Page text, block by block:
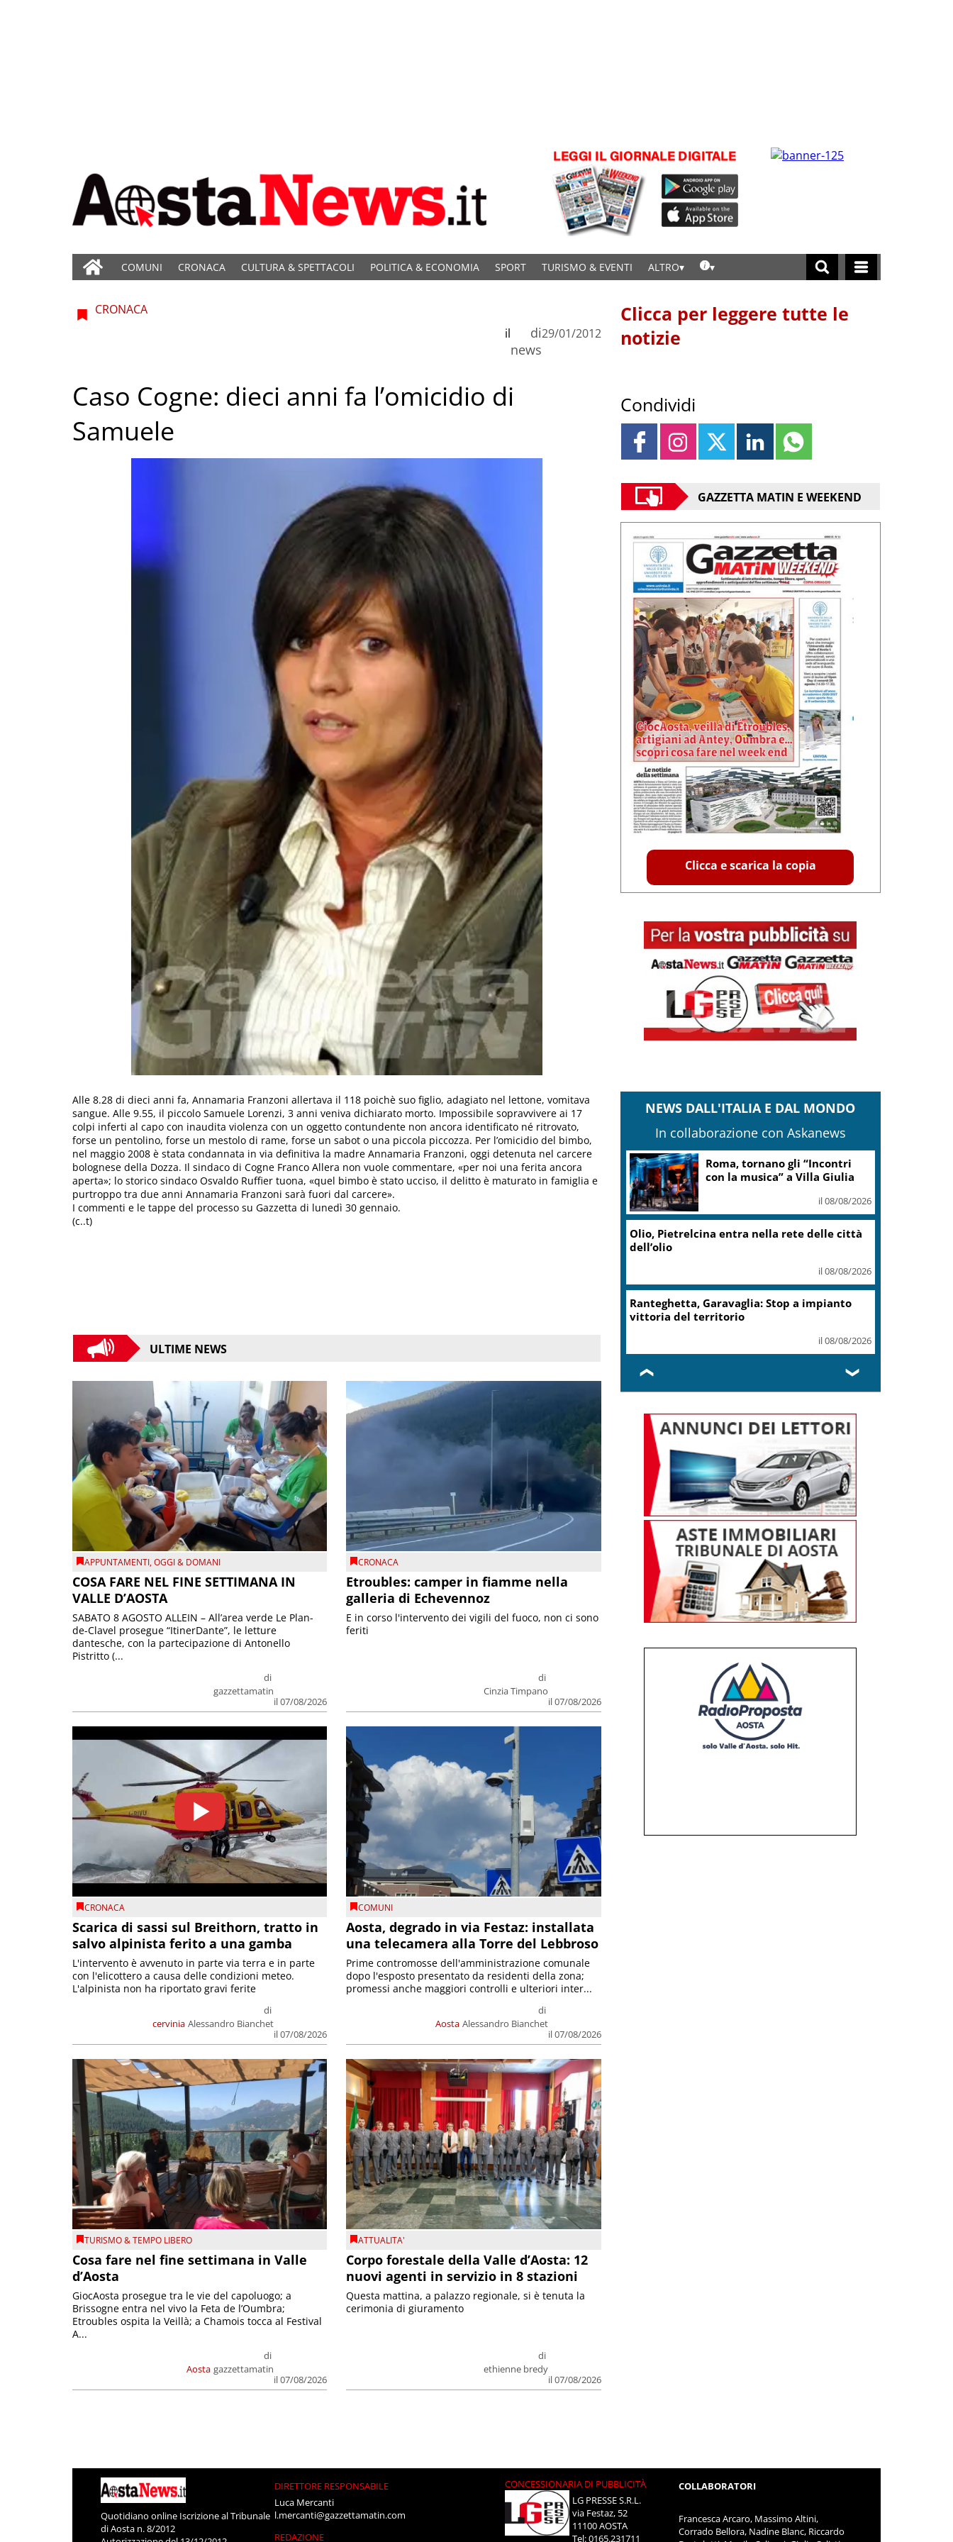
COMUNI CRONACA CULTURA & SPETTACOLI POLITICA & ECONOMIA SPORT TURISMO & EVENTI ALTRO
CRONACA
di
news
il 29/01/2012
Caso Cogne: dieci anni fa l’omicidio di
Samuele
Alle 8.28 di dieci anni fa, Annamaria Franzoni allertava il 118 poichè suo figlio, adagiato nel lettone, vomitava
sangue. Alle 9.55, il piccolo Samuele Lorenzi, 3 anni veniva dichiarato morto. Impossibile sopravvivere ai 17
colpi inferti al capo con inaudita violenza con un oggetto contundente non ancora identificato né ritrovato,
forse un pentolino, forse un mestolo di rame, forse un sabot o una piccola piccozza. Per l’omicidio del bimbo,
nel maggio 2008 è stata condannata in via definitiva la madre Annamaria Franzoni, oggi detenuta nel carcere
bolognese della Dozza. Il sindaco di Cogne Franco Allera non vuole commentare, «per noi una ferita ancora
aperta»; lo storico sindaco Osvaldo Ruffier tuona, «quel bimbo è stato ucciso, il delitto è maturato in famiglia e
purtroppo tra due anni Annamaria Franzoni sarà fuori dal carcere».
I commenti e le tappe del processo su Gazzetta di lunedì 30 gennaio.
(c..t)
ULTIME NEWS
APPUNTAMENTI,OGGI & DOMANI
COSA FARE NEL FINE SETTIMANA IN
VALLE D’AOSTA
di
gazzettamatin
il 07/08/2026
SABATO 8 AGOSTO ALLEIN – All’area verde Le Plan-
de-Clavel prosegue “ItinerDante”, le letture
dantesche, con la partecipazione di Antonello
Pistritto (...
CRONACA
Etroubles: camper in fiamme nella
galleria di Echevennoz
di
Cinzia Timpano
il 07/08/2026
E in corso l'intervento dei vigili del fuoco, non ci sono
feriti
CRONACA
Scarica di sassi sul Breithorn, tratto in
salvo alpinista ferito a una gamba
cervinia
di
Alessandro Bianchet
il 07/08/2026
L'intervento è avvenuto in parte via terra e in parte
con l'elicottero a causa delle condizioni meteo.
L'alpinista non ha riportato gravi ferite
COMUNI
Aosta, degrado in via Festaz: installata
una telecamera alla Torre del Lebbroso
Aosta
di
Alessandro Bianchet
il 07/08/2026
Prime contromosse dell'amministrazione comunale
dopo l'esposto presentato da residenti della zona;
promessi anche maggiori controlli e ulteriori inter...
TURISMO & TEMPO LIBERO
Cosa fare nel fine settimana in Valle
d’Aosta
Aosta
di
gazzettamatin
il 07/08/2026
GiocAosta prosegue tra le vie del capoluogo; a
Brissogne entra nel vivo la Feta de l’Oumbra;
Etroubles ospita la Veillà; a Chamois tocca al Festival
A...
ATTUALITA'
Corpo forestale della Valle d’Aosta: 12
nuovi agenti in servizio in 8 stazioni
di
ethienne bredy
il 07/08/2026
Questa mattina, a palazzo regionale, si è tenuta la
cerimonia di giuramento
Clicca per leggere tutte le
notizie
Condividi
GAZZETTA MATIN E WEEKEND
Clicca e scarica la copia
NEWS DALL'ITALIA E DAL MONDO
In collaborazione con Askanews
Adyen e GetYourGuide: 15
anni di innovazione per le
il 07/08/2026
il 07/08/2026
Telepass: +20% di interesse
per i viaggi in auto
il 07/08/2026
❮ ❯
Quotidiano online Iscrizione al Tribunale
di Aosta n. 8/2012
DIRETTORE RESPONSABILE
Luca Mercanti
l.mercanti@gazzettamatin.com
REDAZIONE
CONCESSIONARIA DI PUBBLICITÀ
LG PRESSE S.R.L.
via Festaz, 52
11100 AOSTA
Tel: 0165.231711
COLLABORATORI
Francesca Arcaro, Massimo Altini,
Corrado Bellora, Nadine Blanc, Riccardo